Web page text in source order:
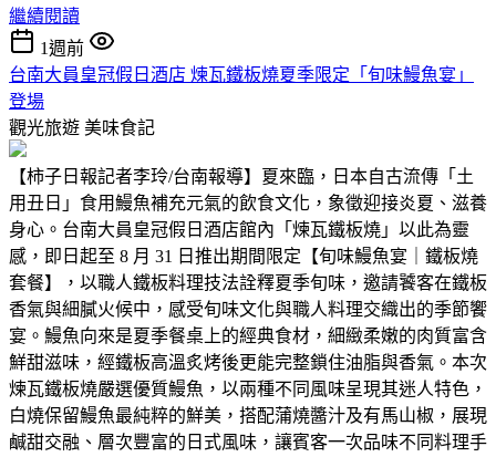
繼續閱讀
1週前
台南大員皇冠假日酒店 煉瓦鐵板燒夏季限定「旬味鰻魚宴」
登場
觀光旅遊 美味食記
【柿子日報記者李玲/台南報導】夏來臨，日本自古流傳「土
用丑日」食用鰻魚補充元氣的飲食文化，象徵迎接炎夏、滋養
身心。台南大員皇冠假日酒店館內「煉瓦鐵板燒」以此為靈
感，即日起至 8 月 31 日推出期間限定【旬味鰻魚宴｜鐵板燒
套餐】，以職人鐵板料理技法詮釋夏季旬味，邀請饕客在鐵板
香氣與細膩火候中，感受旬味文化與職人料理交織出的季節饗
宴。鰻魚向來是夏季餐桌上的經典食材，細緻柔嫩的肉質富含
鮮甜滋味，經鐵板高溫炙烤後更能完整鎖住油脂與香氣。本次
煉瓦鐵板燒嚴選優質鰻魚，以兩種不同風味呈現其迷人特色，
白燒保留鰻魚最純粹的鮮美，搭配蒲燒醬汁及有馬山椒，展現
鹹甜交融、層次豐富的日式風味，讓賓客一次品味不同料理手